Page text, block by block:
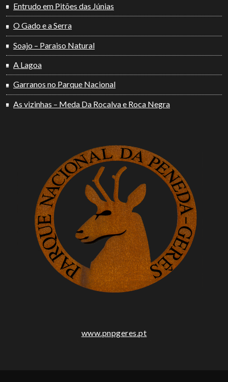
Entrudo em Pitões das Júnias
O Gado e a Serra
Soajo – Paraiso Natural
A Lagoa
Garranos no Parque Nacional
As vizinhas – Meda Da Rocalva e Roca Negra
www.pnpgeres.pt